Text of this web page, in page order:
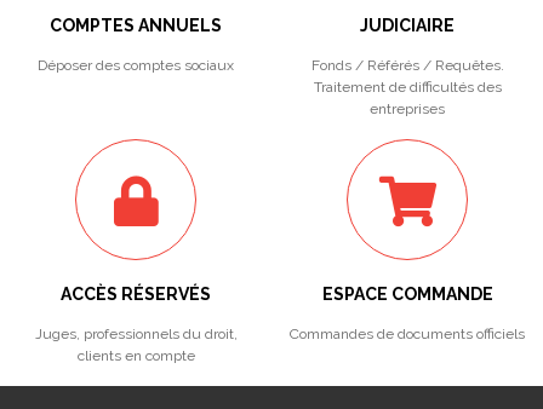
COMPTES ANNUELS
Déposer des comptes sociaux
JUDICIAIRE
Fonds / Référés / Requêtes.
Traitement de difficultés des
entreprises
ACCÈS RÉSERVÉS
Juges, professionnels du droit,
clients en compte
ESPACE COMMANDE
Commandes de documents officiels